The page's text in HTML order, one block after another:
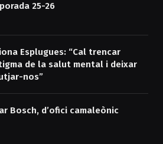
25-26
Esplugues: “Cal trencar
de la salut mental i deixar
nos”
Bosch, d’ofici camaleònic